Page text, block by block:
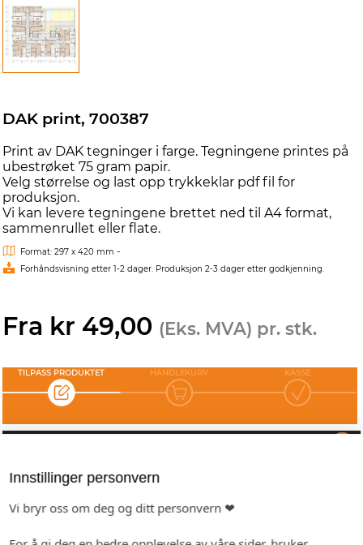
DAK print, 700387
Print av DAK tegninger i farge. Tegningene printes på
ubestrøket 75 gram papir.
Velg størrelse og last opp trykkeklar pdf fil for
produksjon.
Vi kan levere tegningene brettet ned til A4 format,
sammenrullet eller flate.
Format: 297 x 420 mm -
Forhåndsvisning etter 1-2 dager. Produksjon 2-3 dager etter godkjenning.
Fra kr 49,00 (Eks. MVA) pr. stk.
TILPASS PRODUKTET HANDLEKURV KASSE
Last opp filer
Innstillinger personvern
Vi bryr oss om deg og ditt personvern ❤